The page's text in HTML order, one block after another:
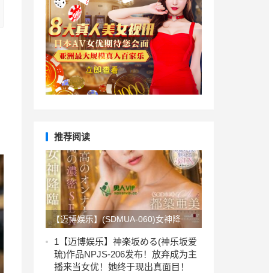
推荐阅读
【迈博娱乐】(SDMUA-060)女神降
临！最强浓密性交的G奶美女「都筑亜
美(都筑亚美)」真实身分是？ …
1 【迈博娱乐】神楽坂める(神乐坂爱
琉)作品NPJS-206发布！放弃成为主
播来当女优！她终于现出真面目！